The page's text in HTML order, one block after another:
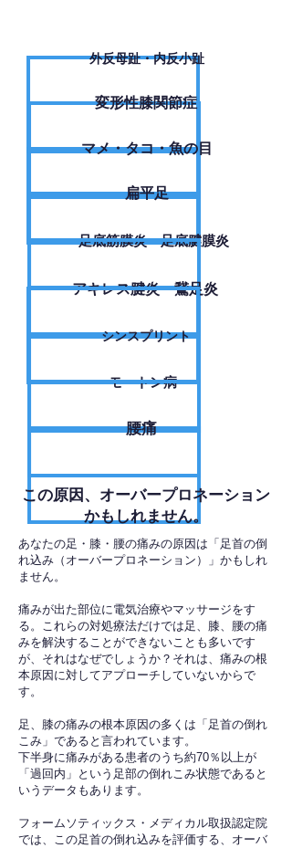
外反母趾・内反小趾
変形性膝関節症
​マメ・タコ・魚の目
扁平足
足底筋膜炎・足底腱膜炎
アキレス腱炎・鵞足炎
シンスプリント
モートン病
腰痛
​この原因、オーバープロネーション
かもしれません。
あなたの足・膝・腰の痛みの原因は「足首の倒
れ込み（オーバープロネーション）」かもしれ
ません。
痛みが出た部位に電気治療やマッサージをす
る。これらの対処療法だけでは足、膝、腰の痛
みを解決することができないことも多いです
が、それはなぜでしょうか？それは、痛みの根
本原因に対してアプローチしていないからで
す。
足、膝の痛みの根本原因の多くは「足首の倒れ
こみ」であると言われています。
下半身に痛みがある患者のうち約70％以上が
「過回内」という足部の倒れこみ状態であると
いうデータもあります。
フォームソティックス・メディカル取扱認定院
では、この足首の倒れ込みを評価する、オーバ